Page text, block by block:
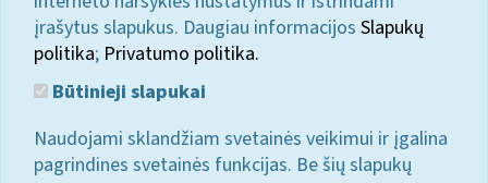
įrašytus slapukus. Daugiau informacijos Slapukų
politika; Privatumo politika.
Būtinieji slapukai
Naudojami sklandžiam svetainės veikimui ir įgalina
pagrindines svetainės funkcijas. Be šių slapukų